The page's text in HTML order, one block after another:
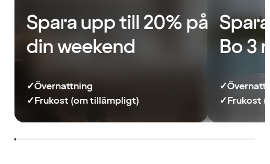
Spara upp till 20% på
din weekend
✓Övernattning
✓Frukost (om tillämpligt)
Bo 3
✓
✓Frukost